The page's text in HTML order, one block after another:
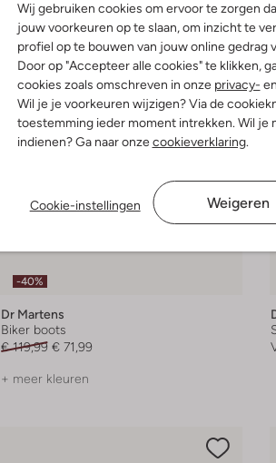
Wij gebruiken cookies om ervoor te zorgen
jouw voorkeuren op te slaan, om inzicht te
profiel op te bouwen van jouw online gedrag
Door op "Accepteer alle cookies" te klikken,
cookies zoals omschreven in onze privacy- en
Wil je je voorkeuren wijzigen? Via de
toestemming ieder moment intrekken. Wil je
indienen? Ga naar onzecookieverklaring.
Cookie-instellingen Weigeren
-40%
Dr Martens
Biker boots
€ 119,99 € 71,99
+ meer kleuren